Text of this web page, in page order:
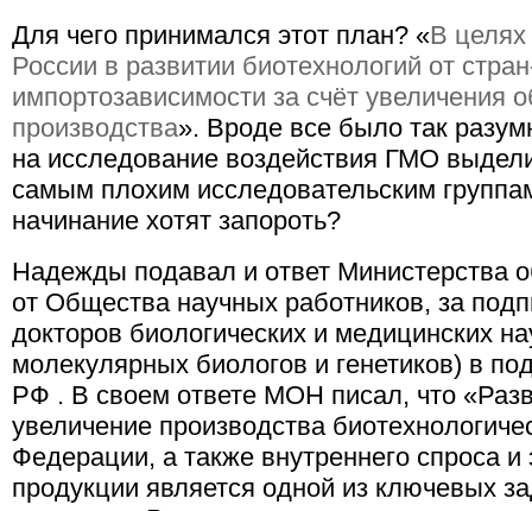
Для чего принимался этот план? «В целях
России в развитии биотехнологий от
импортозависимости за счёт увеличения
производства». Вроде все было так
на исследование воздействия ГМО
самым плохим исследовательским
начинание хотят запороть?
Надежды подавал и ответ Министерства
от Общества научных работников, за
докторов биологических и медицинских
молекулярных биологов и генетиков) в
РФ . В своем ответе МОН писал, что
увеличение производства
Федерации, а также внутреннего спроса и
продукции является одной из ключевых